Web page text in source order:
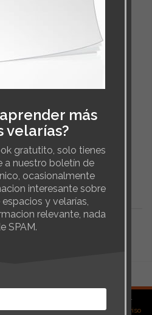
cubrir el área publica del
actos públicos,
etc.
Material de este sitio web no puede ser
redistribuido en ninguna forma.
Ver Aviso
más
velarías?
gratutito, solo tienes
a nuestro boletín de
ocasionalmente
interesante sobre
y velarías,
relevante, nada
SPAM.